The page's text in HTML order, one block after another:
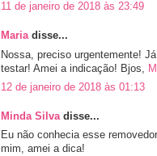
11 de janeiro de 2018 às 23:49
Mariadisse...
Nossa, preciso urgentemente!
testar! Amei a indicação! Bjos,
12 de janeiro de 2018 às 01:13
Minda Silvadisse...
Eu não conhecia esse
mim, amei a dica!